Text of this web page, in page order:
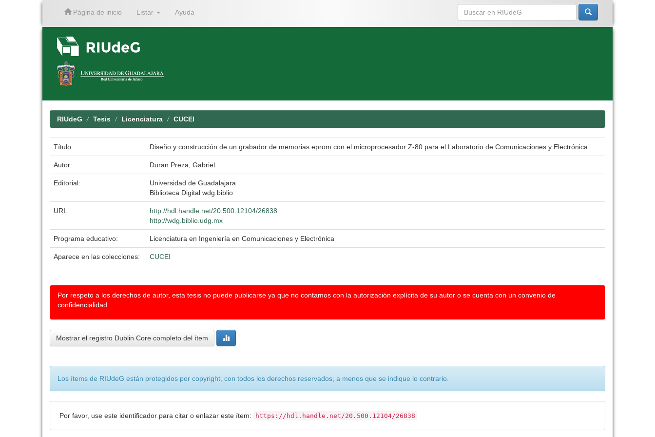
Página de inicio Listar Ayuda
RIUdeG Tesis Licenciatura CUCEI
Título: Diseño y construcción de un grabador de memorias eprom con el microprocesador Z-80 para el Laboratorio de Comunicaciones y Electrónica.
Autor: Duran Preza, Gabriel
Editorial:
Universidad de Guadalajara
Biblioteca Digital wdg.biblio
URI:
http://hdl.handle.net/20.500.12104/26838
http://wdg.biblio.udg.mx
Programa educativo: Licenciatura en Ingeniería en Comunicaciones y Electrónica
Aparece en las colecciones: CUCEI
Por respeto a los derechos de autor, esta tesis no puede publicarse ya que no contamos con la autorización explícita de su autor o se cuenta con un convenio de
confidencialidad
Mostrar el registro Dublin Core completo del ítem
Los ítems de RIUdeG están protegidos por copyright, con todos los derechos reservados, a menos que se indique lo contrario.
Por favor, use este identificador para citar o enlazar este ítem: https://hdl.handle.net/20.500.12104/26838